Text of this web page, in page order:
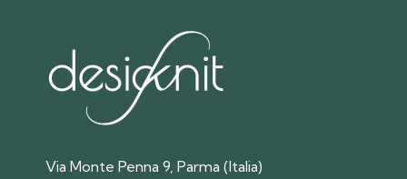
Via Monte Penna 9, Parma (Italia)